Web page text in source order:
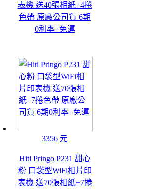
表機 送40張相紙+4捲
色帶 原廠公司貨 6期
0利率+免運
3356 元
Hiti Pringo P231 甜心
粉 口袋型WiFi相片印
表機 送70張相紙+7捲